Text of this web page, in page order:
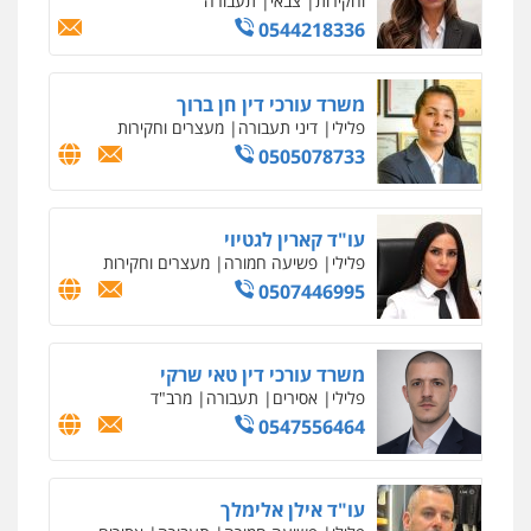
0547780927
עו"ד אסף גונן
פלילי פשע חמור תעבורה צבא מעצרים
וחקירות
0542255161
גל דהן – משרד עורך דין פלילי
פלילי פשיעה חמורה סמים מעצרים
וחקירות
0544723840
עו"ד ראוף נג'אר
פלילי עורכי דין לענייני אסירים מעצרים
סמים רכוש
0548009246
דוד אפרים משרד עורכי דין